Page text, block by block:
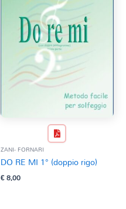
ZANI- FORNARI
DO RE MI 1° (doppio rigo)
€8,00